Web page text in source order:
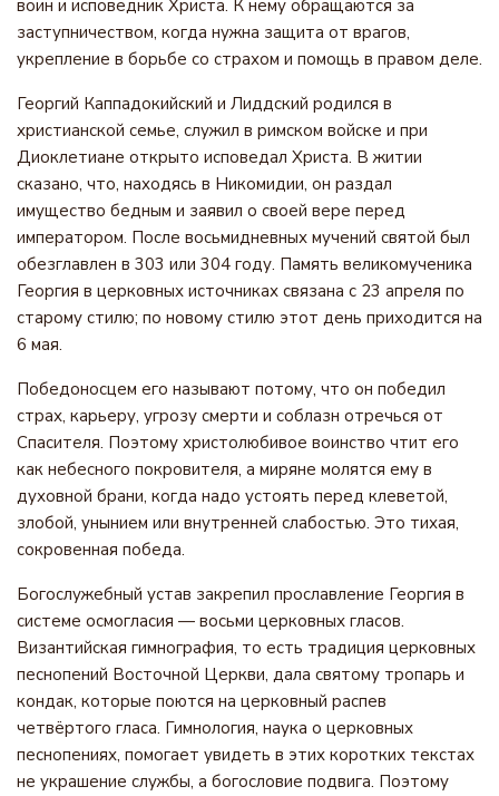
воин и исповедник Христа. К нему обращаются за
заступничеством, когда нужна защита от врагов,
укрепление в борьбе со страхом и помощь в правом деле.
Георгий Каппадокийский и Лиддский родился в
христианской семье, служил в римском войске и при
Диоклетиане открыто исповедал Христа. В житии
сказано, что, находясь в Никомидии, он раздал
имущество бедным и заявил о своей вере перед
императором. После восьмидневных мучений святой был
обезглавлен в 303 или 304 году. Память великомученика
Георгия в церковных источниках связана с 23 апреля по
старому стилю; по новому стилю этот день приходится на
6 мая.
Победоносцем его называют потому, что он победил
страх, карьеру, угрозу смерти и соблазн отречься от
Спасителя. Поэтому христолюбивое воинство чтит его
как небесного покровителя, а миряне молятся ему в
духовной брани, когда надо устоять перед клеветой,
злобой, унынием или внутренней слабостью. Это тихая,
сокровенная победа.
Богослужебный устав закрепил прославление Георгия в
системе осмогласия — восьми церковных гласов.
Византийская гимнография, то есть традиция церковных
песнопений Восточной Церкви, дала святому тропарь и
кондак, которые поются на церковный распев
четвёртого гласа. Гимнология, наука о церковных
песнопениях, помогает увидеть в этих коротких текстах
не украшение службы, а богословие подвига. Поэтому